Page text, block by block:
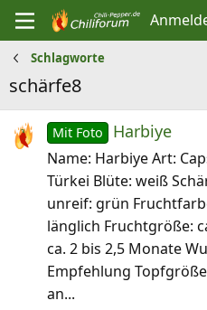
Schlagworte
schärfe8
Mit Foto Harbiye
Name: Harbiye Art:
Türkei Blüte: weiß
unreif: grün
länglich Fruchtgröße:
ca. 2 bis 2,5 Monate
Empfehlung
an...